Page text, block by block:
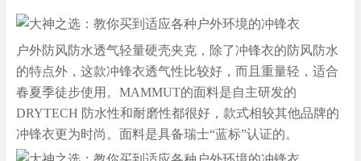
户外防风防水透气轻量硬壳夹克，除了冲锋衣的防风防水
的特点外，这款冲锋衣透气性比较好，而且重量轻，适合
春夏季徒步使用。MAMMUT的面料是自主研发的
DRYTECH 防水性和耐磨性都很好，款式相较其他品牌的
冲锋衣更为时尚。面料是具备瑞士“蓝标”认证的。